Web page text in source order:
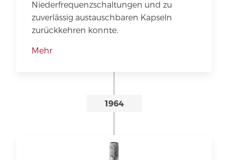
Niederfrequenzschaltungen und zu
zuverlässig austauschbaren Kapseln
zurückkehren konnte.
Mehr
1964